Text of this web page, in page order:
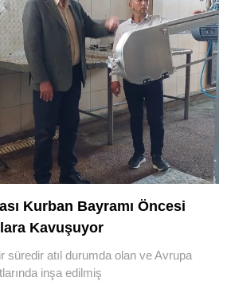
Kurban Bayramı Öncesi
Kavuşuyor
süredir atıl durumda olan ve Avrupa
inşa edilmiş